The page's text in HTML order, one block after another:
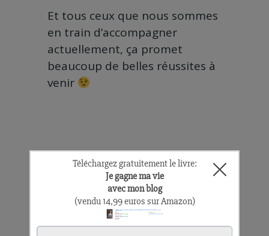
Et tous ceux que nous sommes
en train d’accompagner
actuellement, ça promet
beaucoup de belles réussites à
venir
Le plus beau
métier du monde
Je n’étais pas un grand fan de
l’école mais j’ai toujours aimé